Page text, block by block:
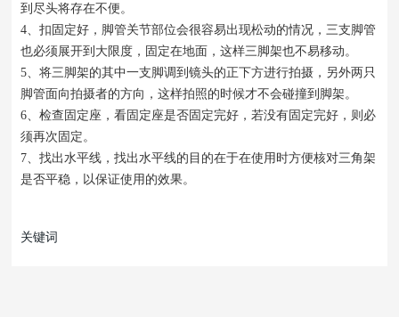
到尽头将存在不便。
4、扣固定好，脚管关节部位会很容易出现松动的情况，三支脚管
也必须展开到大限度，固定在地面，这样三脚架也不易移动。
5、将三脚架的其中一支脚调到镜头的正下方进行拍摄，另外两只
脚管面向拍摄者的方向，这样拍照的时候才不会碰撞到脚架。
6、检查固定座，看固定座是否固定完好，若没有固定完好，则必
须再次固定。
7、找出水平线，找出水平线的目的在于在使用时方便核对三角架
是否平稳，以保证使用的效果。
关键词